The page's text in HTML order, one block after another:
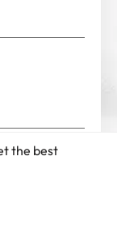
the best